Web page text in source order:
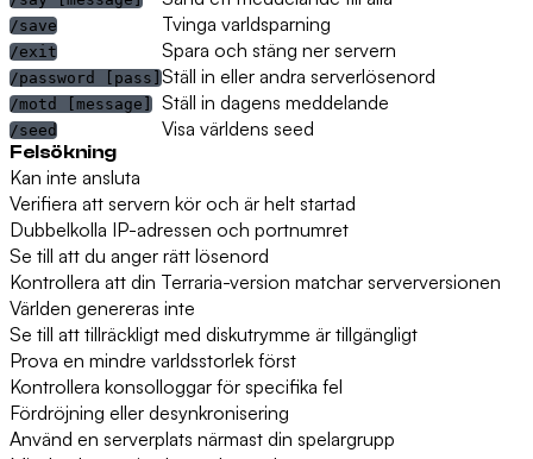
/save Tvinga varldsparning
/exit Spara och stäng ner servern
/password [pass]Ställ in eller andra serverlösenord
/motd [message] Ställ in dagens meddelande
/seed Visa världens seed
Felsökning
Kan inte ansluta
Verifiera att servern kör och är helt startad
Dubbelkolla IP-adressen och portnumret
Se till att du anger rätt lösenord
Kontrollera att din Terraria-version matchar serverversionen
Världen genereras inte
Se till att tillräckligt med diskutrymme är tillgängligt
Prova en mindre varldsstorlek först
Kontrollera konsolloggar för specifika fel
Fördröjning eller desynkronisering
Använd en serverplats närmast din spelargrupp